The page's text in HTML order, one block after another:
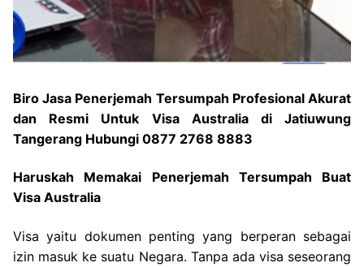
Biro Jasa Penerjemah Tersumpah Profesional Akurat
dan Resmi Untuk Visa Australia di Jatiuwung
Tangerang Hubungi 0877 2768 8883
Haruskah Memakai Penerjemah Tersumpah Buat
Visa Australia
Visa yaitu dokumen penting yang berperan sebagai
izin masuk ke suatu Negara. Tanpa ada visa seseorang